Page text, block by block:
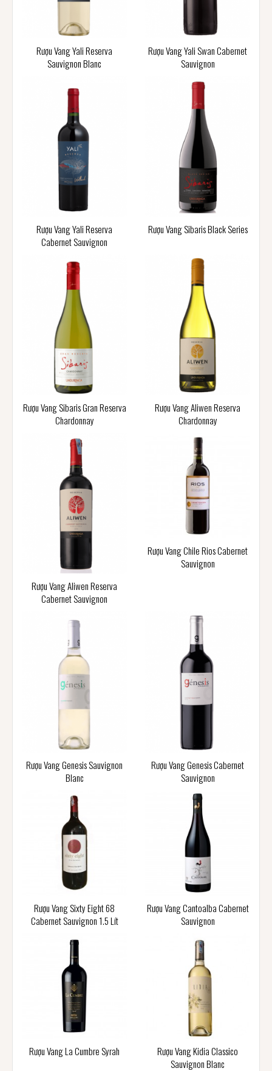
Rượu Vang Yali Reserva
Sauvignon Blanc
Rượu Vang Yali Swan Cabernet
Sauvignon
Rượu Vang Yali Reserva
Cabernet Sauvignon
Rượu Vang Sibaris Black Series
Rượu Vang Sibaris Gran Reserva
Chardonnay
Rượu Vang Aliwen Reserva
Chardonnay
Rượu Vang Aliwen Reserva
Cabernet Sauvignon
Rượu Vang Chile Rios Cabernet
Sauvignon
Rượu Vang Genesis Sauvignon
Blanc
Rượu Vang Genesis Cabernet
Sauvignon
Rượu Vang Sixty Eight 68
Cabernet Sauvignon 1.5 Lít
Rượu Vang Cantoalba Cabernet
Sauvignon
Rượu Vang La Cumbre Syrah
Rượu Vang Kidia Classico
Sauvignon Blanc